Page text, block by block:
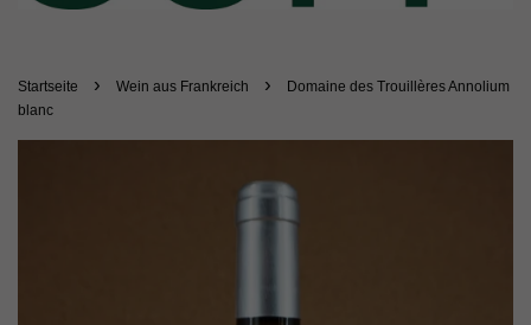
Startseite › Wein aus Frankreich ›
Domaine des Trouillères Annolium
blanc